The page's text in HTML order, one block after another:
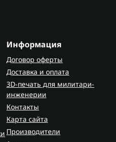
работ
и экономичные.
карбон и
обращать внимание
толщина и тип
жесткость
обработки
Информация
Договор оферты
Доставка и оплата
3D-печать для милитари-
инженерии
Контакты
Карта сайта
Производители